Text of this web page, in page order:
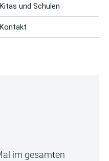
Kitas und Schulen
Kontakt
im gesamten